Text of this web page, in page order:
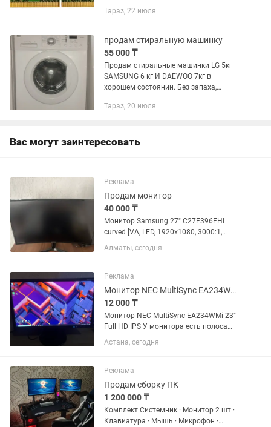
CPB). Форм-фактор: SO-DIMM (для
Тараз, 22 июля
продам стиральную машинку
55 000 ₸
Продам стиральные машинки LG 5кг
SAMSUNG 6 кг И DAEWOO 7кг в
хорошем состоянии. Без запаха,
Тараз, 20 июля
Вас могут заинтересовать
Реклама
Продам монитор
40 000 ₸
Монитор Samsung 27" C27F396FHI
curved [VA, LED, 1920x1080, 3000:1,
MegaDCR, 4мс GtG, 178гор/178вер, D-
Sub, HDMI] Изогнутый в отличном
Алматы, сегодня
Реклама
Монитор NEC MultiSync EA234WMi 23 Full HD IPS
12 000 ₸
Монитор NEC MultiSync EA234WMi 23"
Full HD IPS У монитора есть полоса
вертикальная, шириной 1 пиксель, на 3
фото видно Иногда полоса пропадает,
играть особо не...
Астана, сегодня
Реклама
Продам сборку ПК
1 200 000 ₸
Комплект Системник · Монитор 2 шт ·
Клавиатура · Мышь · Микрофон ·